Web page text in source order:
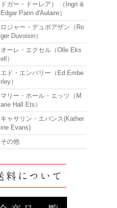
ドガー・ドーレア） （Ingri &
Edgar Parin d'Aulaire）
ロジャー・デュボアザン（Ro
ger Duvoisin）
オーレ・エクセル（Olle Eks
ell）
エド・エンバリー（Ed Embe
rley）
マリー・ホール・エッツ（M
arie Hall Ets）
キャサリン・エバンス(Kather
ine Evans)
その他